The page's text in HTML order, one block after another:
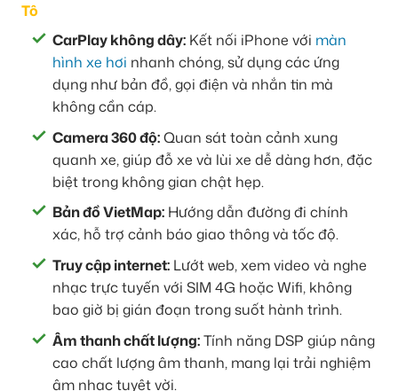
Tô
CarPlay không dây: Kết nối iPhone với màn
hình xe hơi nhanh chóng, sử dụng các ứng
dụng như bản đồ, gọi điện và nhắn tin mà
không cần cáp.
Camera 360 độ:Quan sát toàn cảnh xung
quanh xe, giúp đỗ xe và lùi xe dễ dàng hơn, đặc
biệt trong không gian chật hẹp.
Bản đồ VietMap: Hướng dẫn đường đi chính
xác, hỗ trợ cảnh báo giao thông và tốc độ.
Truy cập internet: Lướt web, xem video và nghe
nhạc trực tuyến với SIM 4G hoặc Wifi, không
bao giờ bị gián đoạn trong suốt hành trình.
Âm thanh chất lượng:Tính năng DSP giúp nâng
cao chất lượng âm thanh, mang lại trải nghiệm
âm nhạc tuyệt vời.